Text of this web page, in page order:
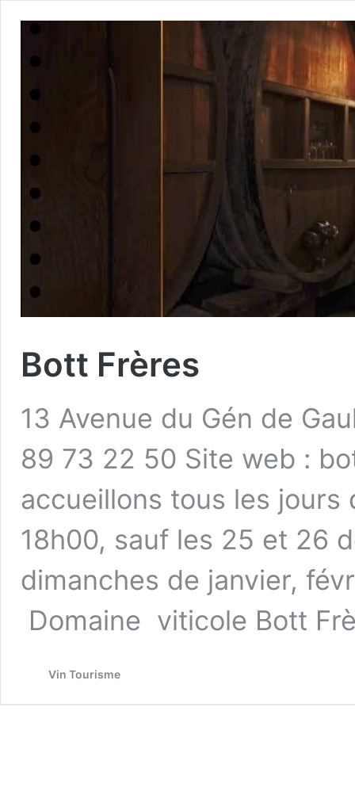
Bott Frères
13 Avenue du Gén de
89 73 22 50 Site web :
accueillons tous les jours
18h00, sauf les 25 et 26
dimanches de janvier,
Domaine viticole Bott
Vin Tourisme